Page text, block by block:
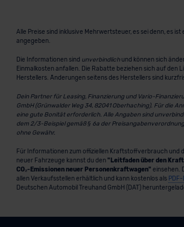
Alle Preise sind inklusive Mehrwertsteuer, es sei denn, es
angegeben.
Die Informationen sind unverbindlichund können sich
Einmalkosten anfallen. Die Rabatte beziehen sich auf den
Herstellers. Änderungen seitens des Herstellers sind
Dein Partner für Leasing, Finanzierung und Vario-
GmbH (Grünwalder Weg 34, 82041 Oberhaching). Für die
eine gute Bonität erforderlich. Alle Angaben sind
dem 2/3-Beispiel gemäß § 6a der
ohne Gewähr.
Für Informationen zum offiziellen Kraftstoffverbrauch und
neuer Fahrzeuge kannst du den "Leitfaden über den
CO₂-Emissionen neuer Personenkraftwagen" einsehen.
allen Verkaufsstellen erhältlich und kann kostenlos als
Deutschen Automobil Treuhand GmbH (DAT)